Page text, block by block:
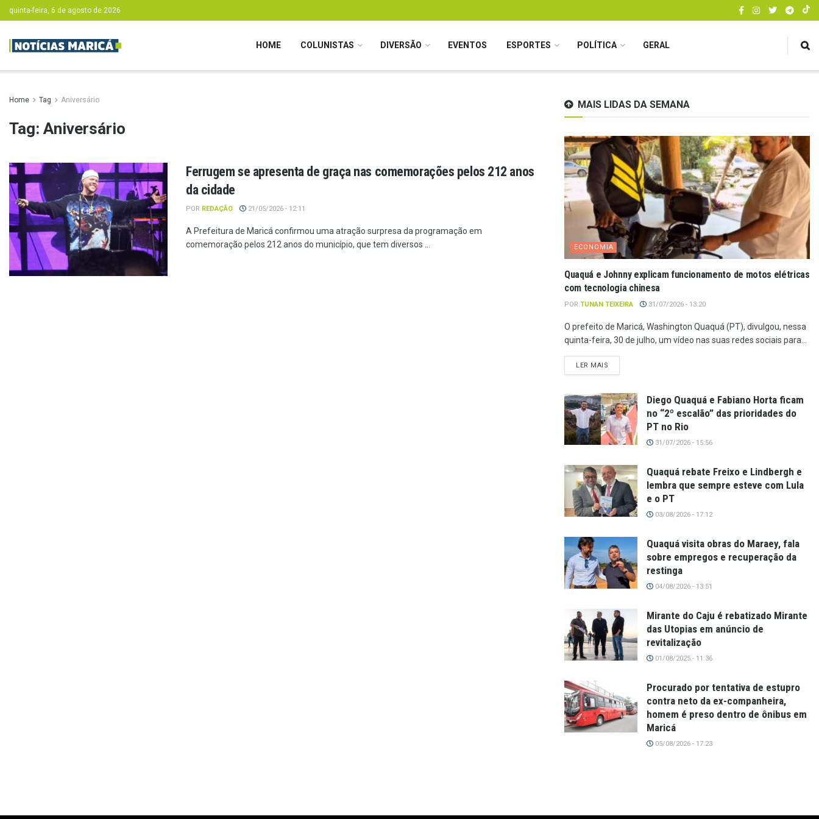
quinta-feira, 6 de agosto de 2026
HOME COLUNISTAS DIVERSÃO EVENTOS ESPORTES POLÍTICA GERAL
Home Tag Aniversário
Tag: Aniversário
Ferrugem se apresenta de graça nas comemorações pelos 212 anos
da cidade
POR REDAÇÃO 21/05/2026 - 12:11
A Prefeitura de Maricá confirmou uma atração surpresa da programação em
comemoração pelos 212 anos do município, que tem diversos ...
MAIS LIDAS DA SEMANA
ECONOMIA
Quaquá e Johnny explicam funcionamento de motos elétricas
com tecnologia chinesa
POR TUNAN TEIXEIRA 31/07/2026 - 13:20
O prefeito de Maricá, Washington Quaquá (PT), divulgou, nessa
quinta-feira, 30 de julho, um vídeo nas suas redes sociais para...
LER MAIS
Diego Quaquá e Fabiano Horta ficam
no “2º escalão” das prioridades do
PT no Rio
31/07/2026 - 15:56
Quaquá rebate Freixo e Lindbergh e
lembra que sempre esteve com Lula
e o PT
03/08/2026 - 17:12
Quaquá visita obras do Maraey, fala
sobre empregos e recuperação da
restinga
04/08/2026 - 13:51
Mirante do Caju é rebatizado Mirante
das Utopias em anúncio de
revitalização
01/08/2025 - 11:36
Procurado por tentativa de estupro
contra neto da ex-companheira,
homem é preso dentro de ônibus em
Maricá
05/08/2026 - 17:23